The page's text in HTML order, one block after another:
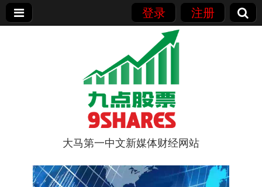
登录 注册
9点股票
大马第一中文新媒体财经网站